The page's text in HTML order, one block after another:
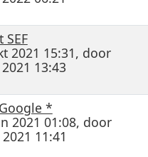
2021 15:31, door
13:43
*
2021 01:08, door
11:41